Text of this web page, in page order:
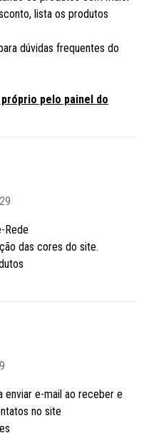
lista os produtos
dúvidas frequentes do
pelo painel do
Rede
das cores do site.
enviar e-mail ao receber e
no site